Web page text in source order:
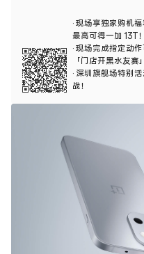
· 现场享独家购机
最高可得一加 13T！
· 现场完成指定动
「门店开黑水友
· 深圳旗舰场特别
战！